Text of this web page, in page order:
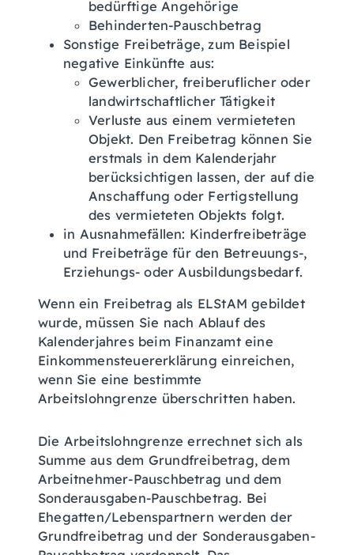
bedürftige Angehörige
Behinderten-Pauschbetrag
Sonstige Freibeträge, zum Beispiel
negative Einkünfte aus:
Gewerblicher, freiberuflicher oder
landwirtschaftlicher Tätigkeit
Verluste aus einem vermieteten
Objekt. Den Freibetrag können Sie
erstmals in dem Kalenderjahr
berücksichtigen lassen, der auf die
Anschaffung oder Fertigstellung
des vermieteten Objekts folgt.
in Ausnahmefällen: Kinderfreibeträge
und Freibeträge für den Betreuungs-,
Erziehungs- oder Ausbildungsbedarf.
Wenn ein Freibetrag als ELStAM gebildet
wurde, müssen Sie nach Ablauf des
Kalenderjahres beim Finanzamt eine
Einkommensteuererklärung einreichen,
wenn Sie eine bestimmte
Arbeitslohngrenze überschritten haben.
Die Arbeitslohngrenze errechnet sich als
Summe aus dem Grundfreibetrag, dem
Arbeitnehmer-Pauschbetrag und dem
Sonderausgaben-Pauschbetrag. Bei
Ehegatten/Lebenspartnern werden der
Grundfreibetrag und der Sonderausgaben-